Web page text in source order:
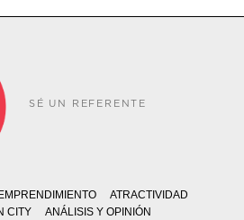
SÉ UN REFERENTE
EMPRENDIMIENTO
ATRACTIVIDAD
CITY
ANÁLISIS Y OPINIÓN